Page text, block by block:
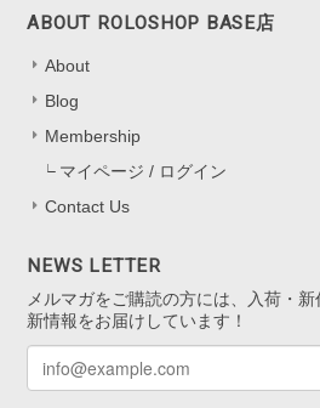
快適にお使いい
添えられますよ
軽にお立ち寄りく
ABOUT ROLOSHOP BASE店
About
Blog
Membership
マイページ / ログイン
Contact Us
NEWS LETTER
メルマガをご購読の方には、入荷・
新情報をお届けしています！